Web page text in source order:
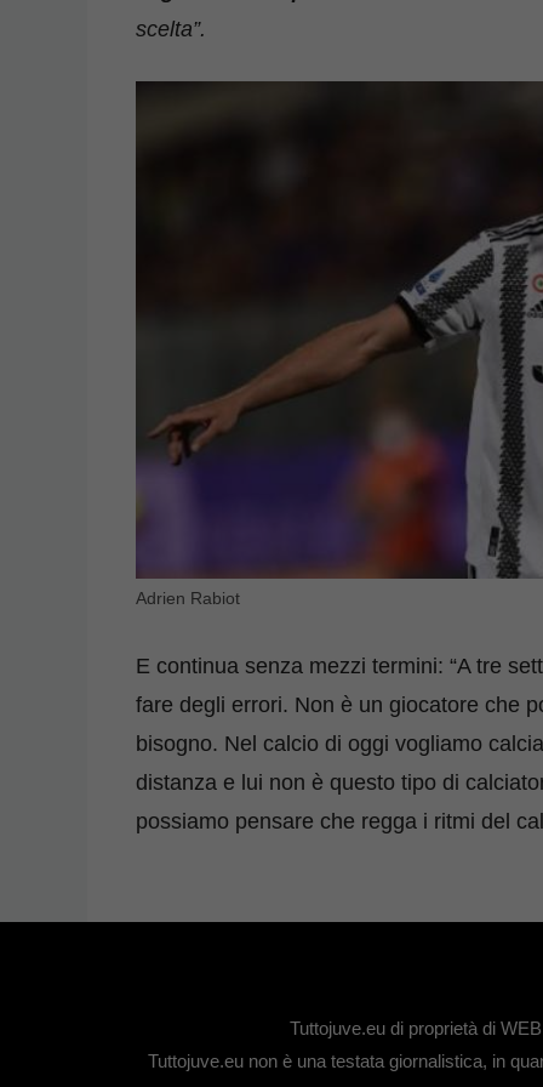
scelta”.
Adrien Rabiot
E continua senza mezzi termini: “A tre
fare degli errori. Non è un giocatore che
bisogno. Nel calcio di oggi vogliamo
distanza e lui non è questo tipo di
possiamo pensare che regga i ritmi del
Tuttojuve.eu di proprietà di
Tuttojuve.eu non è una testata giornalistica, in